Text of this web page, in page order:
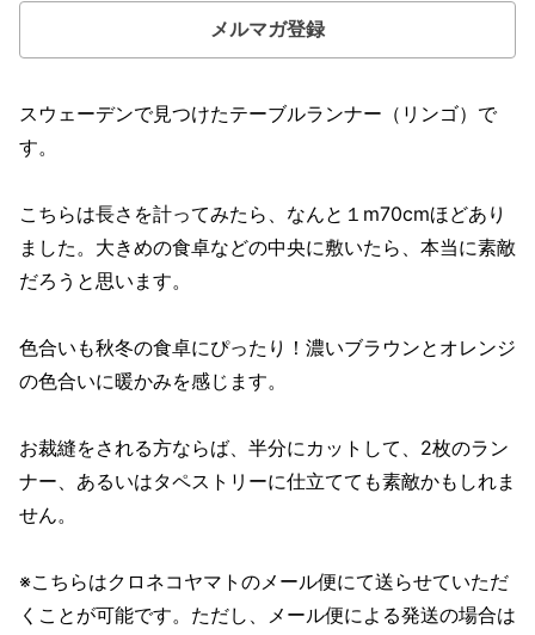
メルマガ登録
スウェーデンで見つけたテーブルランナー（リンゴ）で
す。
こちらは長さを計ってみたら、なんと１m70cmほどあり
ました。大きめの食卓などの中央に敷いたら、本当に素敵
だろうと思います。
色合いも秋冬の食卓にぴったり！濃いブラウンとオレンジ
の色合いに暖かみを感じます。
お裁縫をされる方ならば、半分にカットして、2枚のラン
ナー、あるいはタペストリーに仕立てても素敵かもしれま
せん。
※こちらはクロネコヤマトのメール便にて送らせていただ
くことが可能です。ただし、メール便による発送の場合は